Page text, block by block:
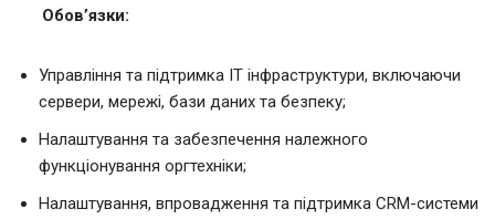
Обов’язки:
Управління та підтримка ІТ інфраструктури, включаючи
сервери, мережі, бази даних та безпеку;
Налаштування та забезпечення належного
функціонування оргтехніки;
Налаштування, впровадження та підтримка CRM-системи